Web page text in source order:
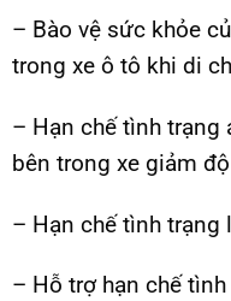
– Bào vệ sức khỏe
trong xe ô tô khi di
– Hạn chế tình trạng
bên trong xe giảm
– Hạn chế tình trạng
– Hỗ trợ hạn chế